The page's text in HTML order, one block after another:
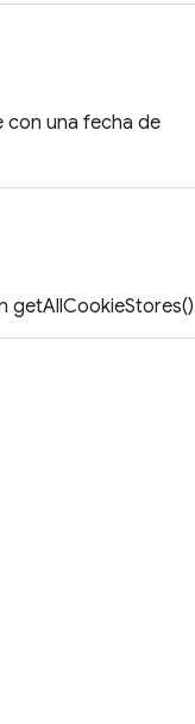
con una fecha de